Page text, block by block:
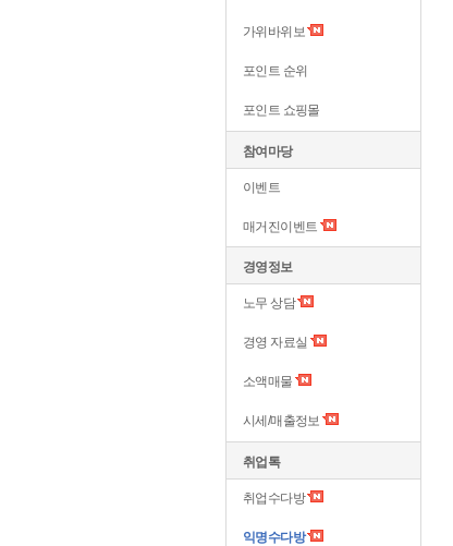
가위바위보
포인트 순위
포인트 쇼핑몰
참여마당
이벤트
매거진이벤트
경영정보
노무 상담
경영 자료실
소액매물
시세/매출정보
취업톡
취업수다방
익명수다방